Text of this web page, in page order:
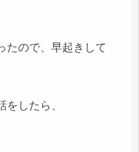
たので、早起きして
したら、